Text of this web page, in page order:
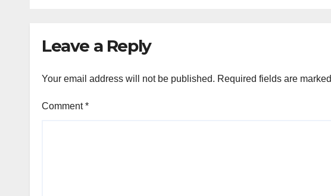
Leave a Reply
Your email address will not be published. Required fields are marked
Comment*